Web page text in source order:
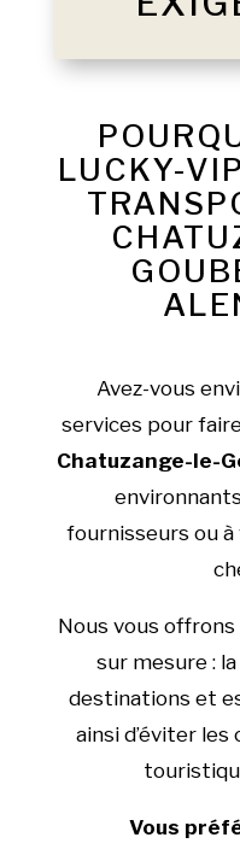
LUCKY-
Avez-vous
services pour
Chatuzange-le-
fournisseurs ou
Nous vous
sur mesure :
destinations et
ainsi d’éviter
Vous